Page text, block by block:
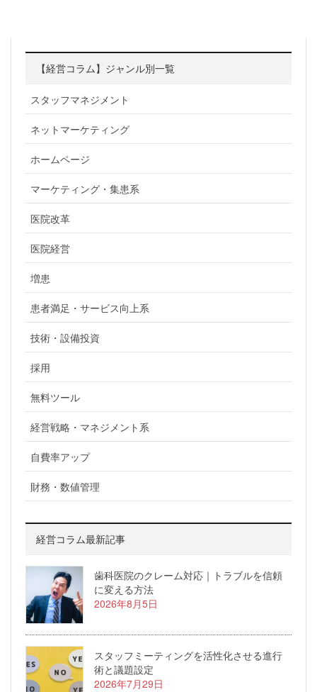
【経営コラム】ジャンル別一覧
スタッフマネジメント
ネットマーケティング
ホームページ
マーケティング・集患系
医院改革
医院経営
増患
患者満足・サービス向上系
技術・設備投資
採用
無料ツール
経営戦略・マネジメント系
自費率アップ
財務・数値管理
経営コラム最新記事
歯科医院のクレーム対応｜トラブルを信頼
に変える方法
2026年8月5日
スタッフミーティングを活性化させる進行
術と議題設定
2026年7月29日